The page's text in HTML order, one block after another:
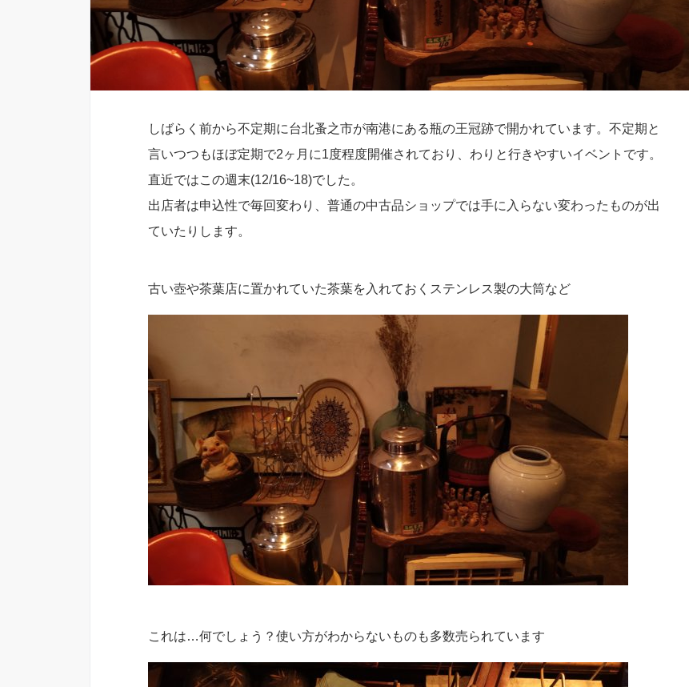
しばらく前から不定期に台北蚤之市が南港にある瓶の王冠跡で開かれています。不定期と
言いつつもほぼ定期で2ヶ月に1度程度開催されており、わりと行きやすいイベントです。
直近ではこの週末(12/16~18)でした。
出店者は申込性で毎回変わり、普通の中古品ショップでは手に入らない変わったものが出
ていたりします。
古い壺や茶葉店に置かれていた茶葉を入れておくステンレス製の大筒など
これは…何でしょう？使い方がわからないものも多数売られています